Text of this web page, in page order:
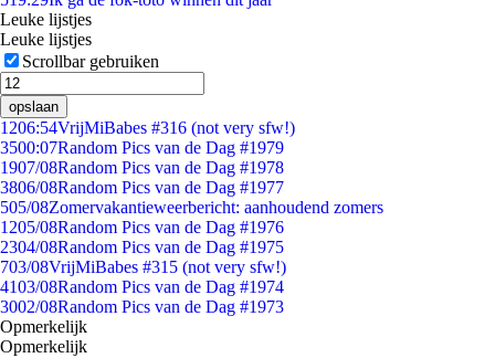
Leuke lijstjes
Leuke lijstjes
Scrollbar gebruiken
opslaan
1206:54VrijMiBabes #316 (not very sfw!)
3500:07Random Pics van de Dag #1979
1907/08Random Pics van de Dag #1978
3806/08Random Pics van de Dag #1977
505/08Zomervakantieweerbericht: aanhoudend zomers
1205/08Random Pics van de Dag #1976
2304/08Random Pics van de Dag #1975
703/08VrijMiBabes #315 (not very sfw!)
4103/08Random Pics van de Dag #1974
3002/08Random Pics van de Dag #1973
Opmerkelijk
Opmerkelijk